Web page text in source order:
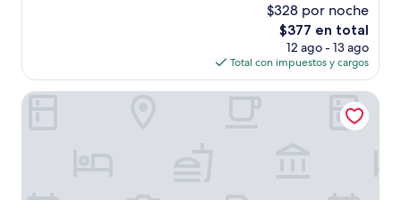
$328 por noche
El
precio
actual
es
de
$377 en total
12 ago - 13 ago
Total con impuestos y cargos
Oak View Manor